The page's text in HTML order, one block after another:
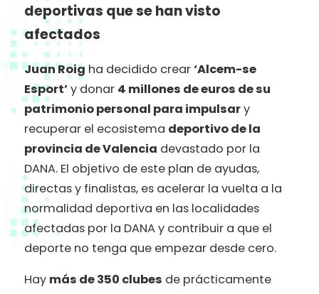
deportivas que se han visto
afectados
Juan Roig ha decidido crear‘Alcem-se
Esport’y donar 4 millones de euros de su
patrimonio personal para impulsary
recuperar el ecosistema deportivo de la
provincia de Valencia devastado por la
DANA. El objetivo de este plan de ayudas,
directas y finalistas, es acelerar la vuelta a la
normalidad deportiva en las localidades
afectadas por la DANA y contribuir a que el
deporte no tenga que empezar desde cero.
Hay más de 350 clubes de prácticamente